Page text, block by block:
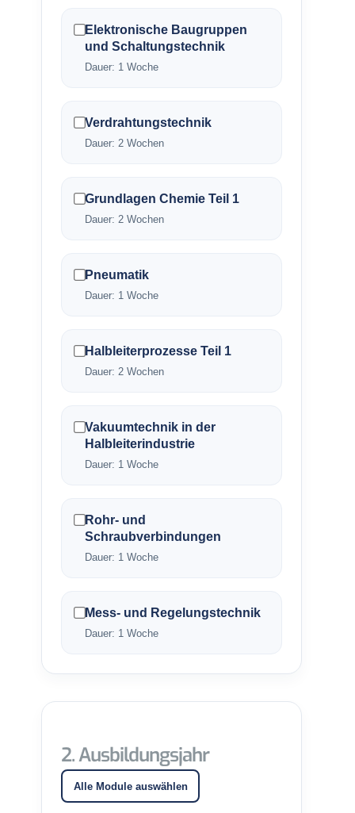
Elektronische Baugruppen
und Schaltungstechnik
Dauer: 1 Woche
Verdrahtungstechnik
Dauer: 2 Wochen
Grundlagen Chemie Teil 1
Dauer: 2 Wochen
Pneumatik
Dauer: 1 Woche
Halbleiterprozesse Teil 1
Dauer: 2 Wochen
Vakuumtechnik in der
Halbleiterindustrie
Dauer: 1 Woche
Rohr- und
Schraubverbindungen
Dauer: 1 Woche
Mess- und Regelungstechnik
Dauer: 1 Woche
2. Ausbildungsjahr
Alle Module auswählen